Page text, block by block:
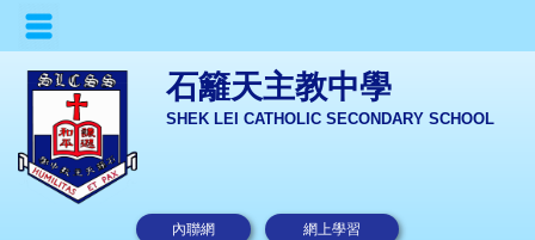
石籬天主教中學
SHEK LEI CATHOLIC SECONDARY SCHOOL
內聯網 網上學習